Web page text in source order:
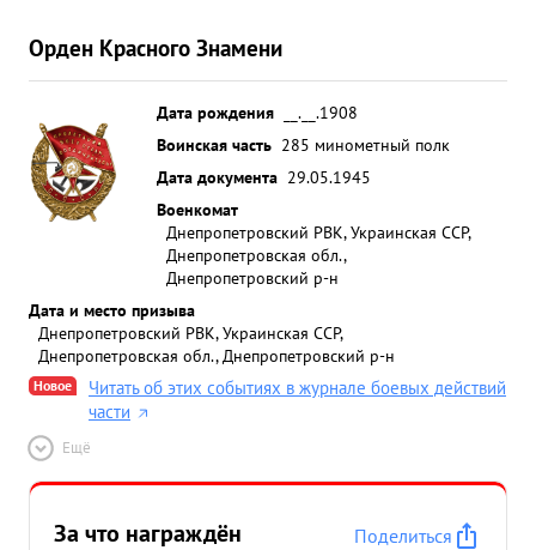
Орден Красного Знамени
Дата рождения
__.__.1908
Воинская часть 285 минометный полк
Дата документа 29.05.1945
Военкомат
Днепропетровский РВК, Украинская ССР,
Днепропетровская обл.,
Днепропетровский р-н
Дата и место призыва
Днепропетровский РВК, Украинская ССР,
Днепропетровская обл., Днепропетровский р-н
Новое
Читать об этих событиях в журнале боевых действий
части
Ещё
За что награждён
Поделиться